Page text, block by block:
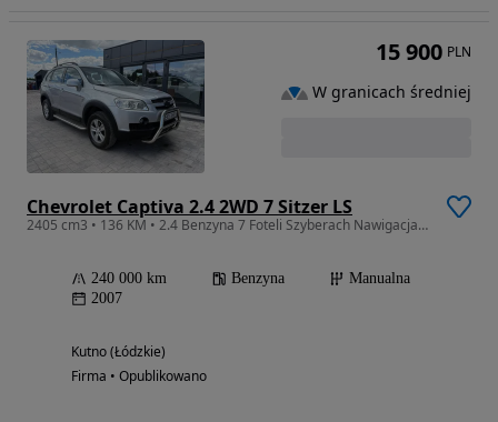
Chevrolet Captiva 2.4 2WD 7 Sitzer LS
2405 cm3 • 136 KM • 2.4 Benzyna 7 Foteli Szyberach Nawigacja Klimatyzacja Gwarancja
240 000 km Benzyna
Manualna
2007
Kutno (Łódzkie)
Firma • Opublikowano
15 900 PLN
W granicach średniej